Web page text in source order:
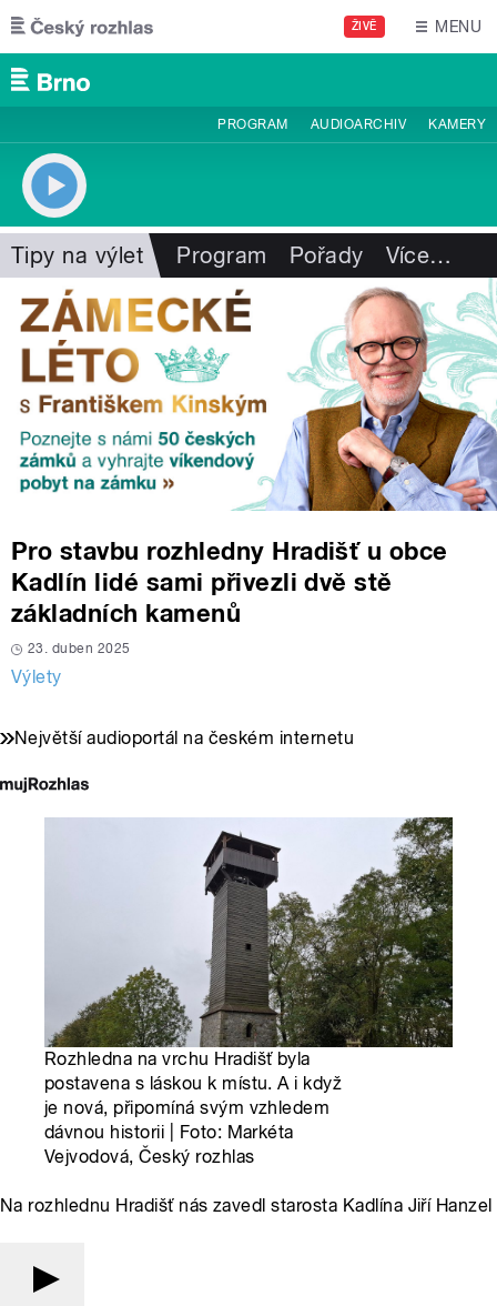
Přejít k hlavnímu obsahu
ŽIVĚ MENU
PROGRAM AUDIOARCHIV KAMERY
Tipy na výlet Program Pořady Více…
Pro stavbu rozhledny Hradišť u obce
Kadlín lidé sami přivezli dvě stě
základních kamenů
23. duben 2025
Výlety
Největší audioportál na českém internetu
Rozhledna na vrchu Hradišť byla
postavena s láskou k místu. A i když
je nová, připomíná svým vzhledem
dávnou historii | Foto: Markéta
Vejvodová, Český rozhlas
Na rozhlednu Hradišť nás zavedl starosta Kadlína Jiří Hanzel